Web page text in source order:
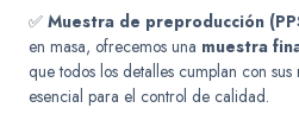
✅Muestra de preproducción
en masa, ofrecemos una muestra
que todos los detalles cumplan con sus
esencial para el control de calidad.